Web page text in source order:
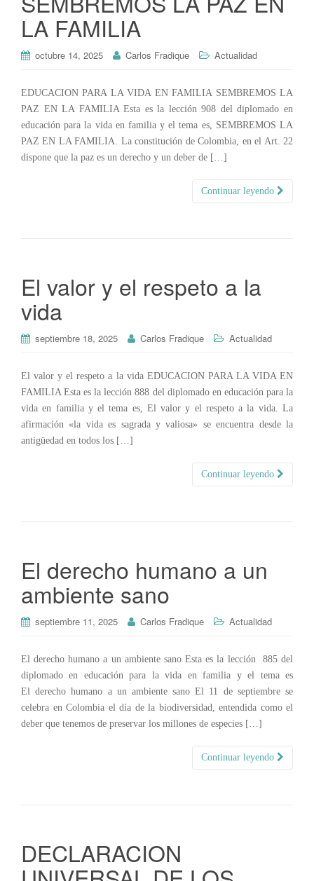
LA FAMILIA
octubre 14, 2025 Carlos Fradique Actualidad
EDUCACION PARA LA VIDA EN FAMILIA SEMBREMOS LA
PAZ EN LA FAMILIA Esta es la lección 908 del diplomado en
educación para la vida en familia y el tema es, SEMBREMOS LA
PAZ EN LA FAMILIA. La constitución de Colombia, en el Art. 22
dispone que la paz es un derecho y un deber de […]
Continuar leyendo
El valor y el respeto a la
vida
septiembre 18, 2025 Carlos Fradique Actualidad
El valor y el respeto a la vida EDUCACION PARA LA VIDA EN
FAMILIA Esta es la lección 888 del diplomado en educación para la
vida en familia y el tema es, El valor y el respeto a la vida. La
afirmación «la vida es sagrada y valiosa» se encuentra desde la
antigüedad en todos los […]
Continuar leyendo
El derecho humano a un
ambiente sano
septiembre 11, 2025 Carlos Fradique Actualidad
El derecho humano a un ambiente sano Esta es la lección 885 del
diplomado en educación para la vida en familia y el tema es
El derecho humano a un ambiente sano El 11 de septiembre se
celebra en Colombia el día de la biodiversidad, entendida como el
deber que tenemos de preservar los millones de especies […]
Continuar leyendo
DECLARACION